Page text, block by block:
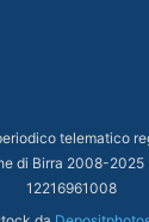
telematico
di Birra 2008-2025
12216961008